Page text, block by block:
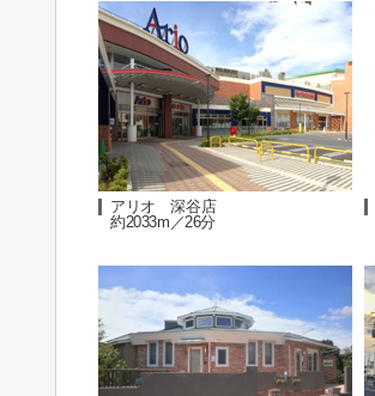
アリオ 深谷店
約2033m／26分